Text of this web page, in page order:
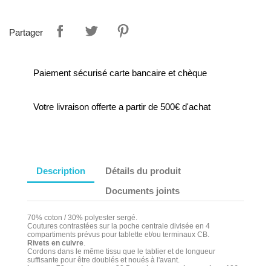
Partager
Paiement sécurisé carte bancaire et chèque
Votre livraison offerte a partir de 500€ d'achat
Description
Détails du produit
Documents joints
70% coton / 30% polyester sergé.
Coutures contrastées sur la poche centrale divisée en 4
compartiments prévus pour tablette et/ou terminaux CB.
Rivets en cuivre.
Cordons dans le même tissu que le tablier et de longueur
suffisante pour être doublés et noués à l'avant.